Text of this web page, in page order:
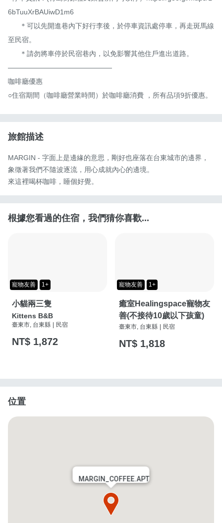
6bTuuXrBAUiwD1m6
至民宿。
———————————————
咖啡廳優惠
○住宿期間（咖啡廳營業時間）於咖啡廳消費 ，所有品項9折優惠。
旅館描述
MARGIN - 字面上是邊緣的意思，剛好也座落在台東城市的邊界，
象徵著我們不隨波逐流，用心成就內心的邊境。
來這裡喝杯咖啡，睡個好覺。
根據您看過的住宿，我們猜你喜歡...
寵物友善 1+
小貓兩三隻
Kittens B&B
臺東市, 台東縣 | 民宿
NT$ 1,872
寵物友善 1+
癒室Healingspace寵物友
善(不接待10歲以下孩童)
臺東市, 台東縣 | 民宿
NT$ 1,818
位置
MARGIN_COFFEE.APT